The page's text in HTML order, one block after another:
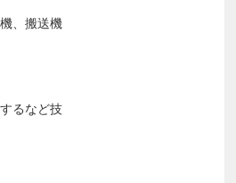
、搬送機
るなど技